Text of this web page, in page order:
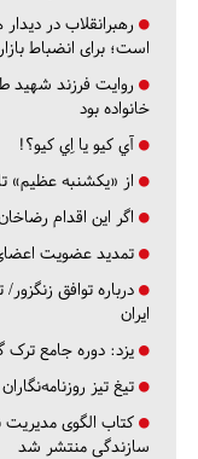
رهبرانقلاب در
است؛ برای انضباط
روایت فرزند شهید
خانواده بود
آي كيو يا اِي كيو؟!
از «یکشنبه عظیم»
اگر این اقدام
تمدید عضویت اعضای
درباره توافق
ایران
یزد: دوره جامع ترک
تیغ تیز
کتاب الگوی مدیریت
سازندگی منتشر شد